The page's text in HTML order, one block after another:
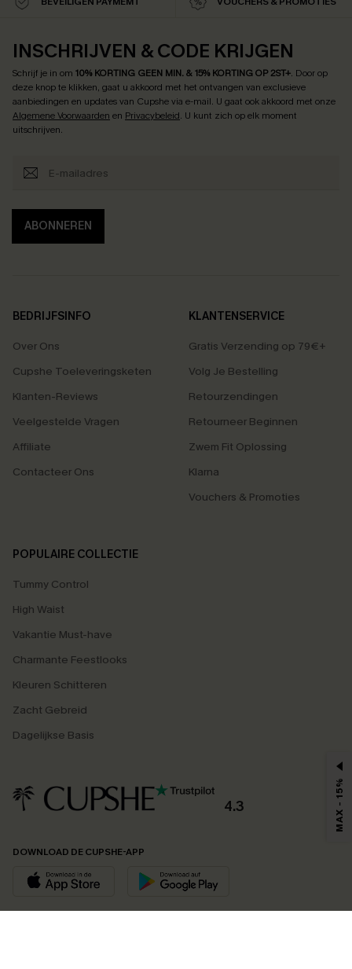
INSCHRIJVEN & CODE KRIJGEN
Schrijf je in om 10% KORTING GEEN MIN. & 15% KORTING OP 2ST+. Door op
deze knop te klikken, gaat u akkoord met het ontvangen van exclusieve
aanbiedingen en updates van Cupshe via e-mail. U gaat ook akkoord met onze
Algemene Voorwaarden en Privacybeleid. U kunt zich op elk moment
uitschrijven.
ABONNEREN
BEDRIJFSINFO
Over Ons
Cupshe Toeleveringsketen
Klanten-Reviews
Veelgestelde Vragen
Affiliate
Contacteer Ons
KLANTENSERVICE
Gratis Verzending op 79€+
Volg Je Bestelling
Retourzendingen
Retourneer Beginnen
Zwem Fit Oplossing
Klarna
Vouchers & Promoties
POPULAIRE COLLECTIE
Tummy Control
High Waist
Vakantie Must-have
Charmante Feestlooks
Kleuren Schitteren
Zacht Gebreid
Dagelijkse Basis
4.3
DOWNLOAD DE CUPSHE-APP
MAX - 15%